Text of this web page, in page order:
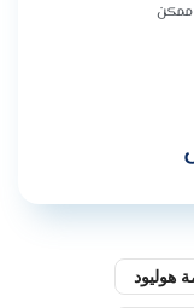
ممكن
هوليود